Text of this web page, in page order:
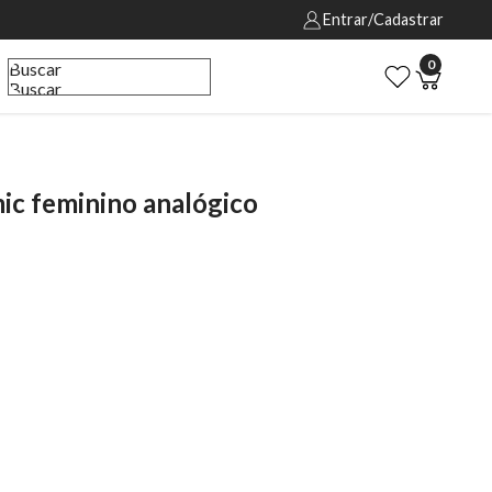
Entrar/Cadastrar
Buscar
Buscar
0
feminino analógico